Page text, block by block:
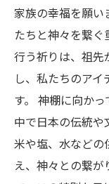
家族の幸福を願い
たちと神々を繋
行う祈りは、祖先
し、私たちのア
す。 神棚に向か
中で日本の伝統や
米や塩、水などの
え、神々との繋